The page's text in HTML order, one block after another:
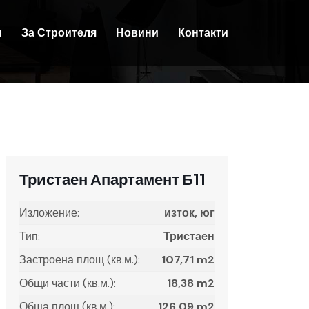
За Строителя Новини Контакти
Тристаен Апартамент Б11
Изложение:
изток, юг
Тип:
Тристаен
Застроена площ (кв.м.):
107,71 m2
Общи части (кв.м.):
18,38 m2